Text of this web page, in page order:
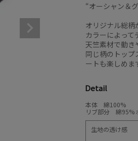
“オーシャン＆
オリジナル総柄
カラーによって
天竺素材で動き
同じ柄のトップ
ートも楽しめま
Detail
本体 綿100%
リブ部分 綿95%
生地の透け感